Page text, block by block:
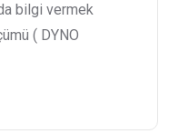
bilgi vermek
( DYNO